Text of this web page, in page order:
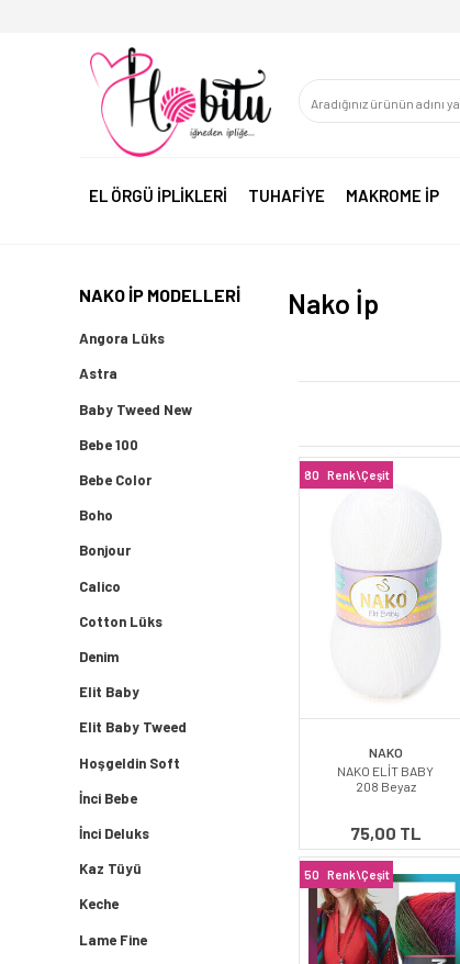
EL ÖRGÜ İPLİKLERİ TUHAFİYE MAKROME İP
NAKO İP MODELLERI
Angora Lüks
Astra
Baby Tweed New
Bebe 100
Bebe Color
Boho
Bonjour
Calico
Cotton Lüks
Denim
Elit Baby
Elit Baby Tweed
Hoşgeldin Soft
İnci Bebe
İnci Deluks
Kaz Tüyü
Keche
Lame Fine
Nako İp
80 Renk\Çeşit
NAKO
NAKO ELİT BABY
208 Beyaz
75,00 TL
50 Renk\Çeşit